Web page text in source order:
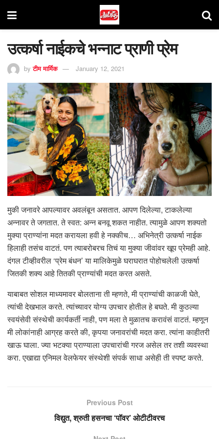
उत्कर्षा नाईकचे भन्नाट प्राणी प्रेम
by टीम मार्मिक January 12, 2021
मुकी जनावरे आपल्यावर अवलंबून असतात. आपण दिलेल्या, टाकलेल्या
अन्नावर ते जगतात. ते स्वत: अन्न बनवू शकत नाहीत. त्यामुळे आपण शक्यतो
मुक्या प्राण्यांना मदत करायला हवी हे नक्कीच… अभिनेत्री उत्कर्षा नाईक
हिलाही तसंच वाटतं. पण त्याबरोबरच तिचं या मुक्या जीवांवर खूप प्रेमही आहे.
दंगल टीव्हीवरील ‘प्रेम बंधन’ या मालिकेमुळे घराघरात पोहोचलेली उत्कर्षा
जितकी शक्य आहे तितकी प्राण्यांची मदत करत असते.
याबाबत सोशल माध्यमावर बोलताना ती म्हणते, मी प्राण्यांची काळजी घेते,
त्यांची देखभाल करते. त्यांच्यावर योग्य उपचार होतील हे बघते. मी कुठल्या
स्वयंसेवी संस्थेची कार्यकर्ती नाही, पण मला ते मुळातच करावंसं वाटतं. म्हणून
मी लोकांनाही आग्रह करते की, कृपया जनावरांची मदत करा. त्यांना काहीतरी
खाऊ घाला. ज्या भटक्या प्राण्याला उपचारांची गरज असेल तर तशी व्यवस्था
करा. एखाद्या एनिमल वेलफेयर संस्थेशी संपर्क साधा असेही ती स्पष्ट करते.
Previous Post
विद्युत, श्रुती हसनचा ‘पॉवर’ ओटीटीवरच